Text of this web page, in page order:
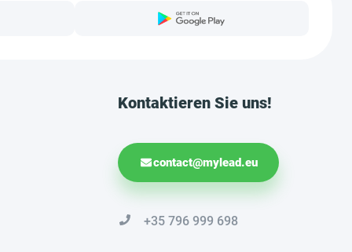
Kontaktieren Sie uns!
contact@mylead.eu
+35 796 999 698